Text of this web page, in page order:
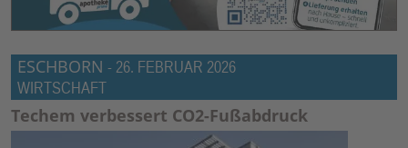
ESCHBORN - 26. FEBRUAR 2026
WIRTSCHAFT
Techem verbessert CO2-Fußabdruck